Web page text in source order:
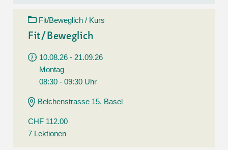
Fit/Beweglich / Kurs
Fit/Beweglich
10.08.26 - 21.09.26
Montag
08:30 - 09:30 Uhr
Belchenstrasse 15, Basel
CHF 112.00
7 Lektionen